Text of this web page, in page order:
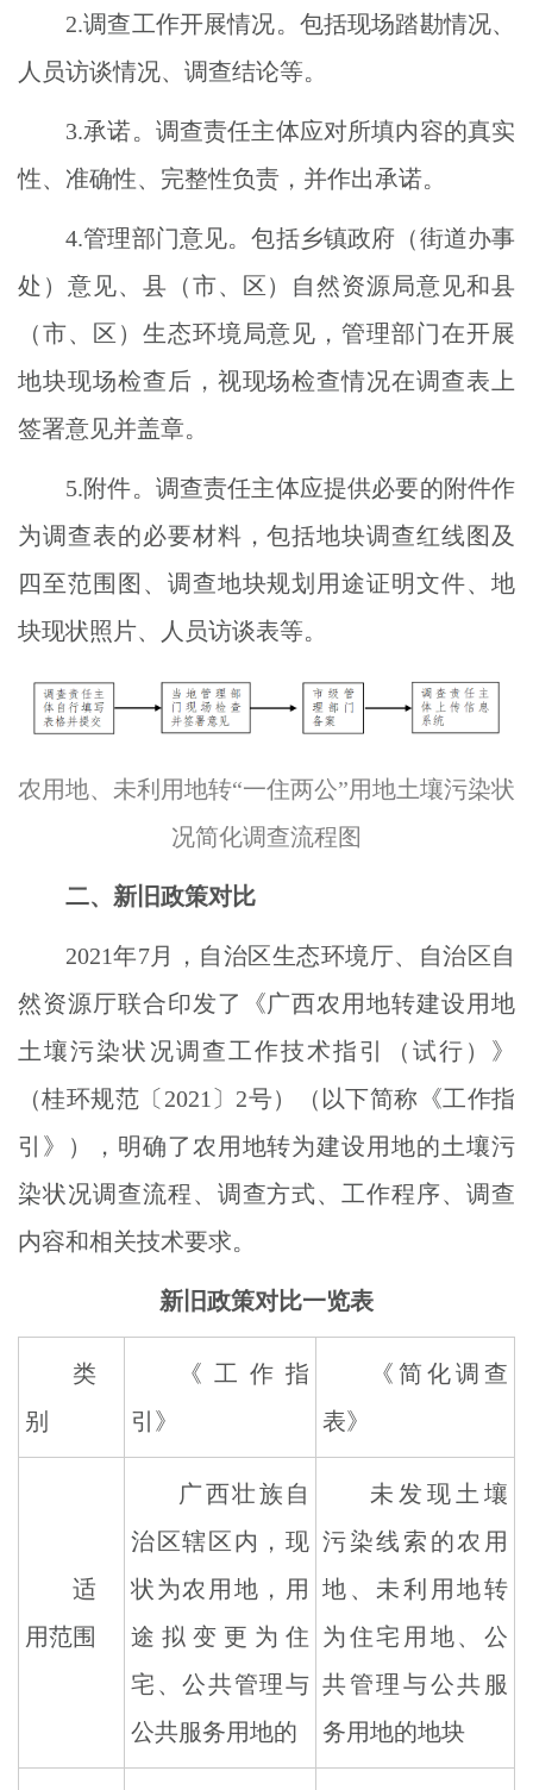
2.调查工作开展情况。包括现场踏勘情况、
人员访谈情况、调查结论等。
3.承诺。调查责任主体应对所填内容的真实
性、准确性、完整性负责，并作出承诺。
4.管理部门意见。包括乡镇政府（街道办事
处）意见、县（市、区）自然资源局意见和县
（市、区）生态环境局意见，管理部门在开展
地块现场检查后，视现场检查情况在调查表上
签署意见并盖章。
5.附件。调查责任主体应提供必要的附件作
为调查表的必要材料，包括地块调查红线图及
四至范围图、调查地块规划用途证明文件、地
块现状照片、人员访谈表等。
农用地、未利用地转“一住两公”用地土壤污染状
况简化调查流程图
二、新旧政策对比
2021年7月，自治区生态环境厅、自治区自
然资源厅联合印发了《广西农用地转建设用地
土壤污染状况调查工作技术指引（试行）》
（桂环规范〔2021〕2号）（以下简称《工作指
引》），明确了农用地转为建设用地的土壤污
染状况调查流程、调查方式、工作程序、调查
内容和相关技术要求。
新旧政策对比一览表
类
别
《工作指
引》
《简化调查
表》
适
用范围
广西壮族自
治区辖区内，现
状为农用地，用
途拟变更为住
宅、公共管理与
公共服务用地的
未发现土壤
污染线索的农用
地、未利用地转
为住宅用地、公
共管理与公共服
务用地的地块